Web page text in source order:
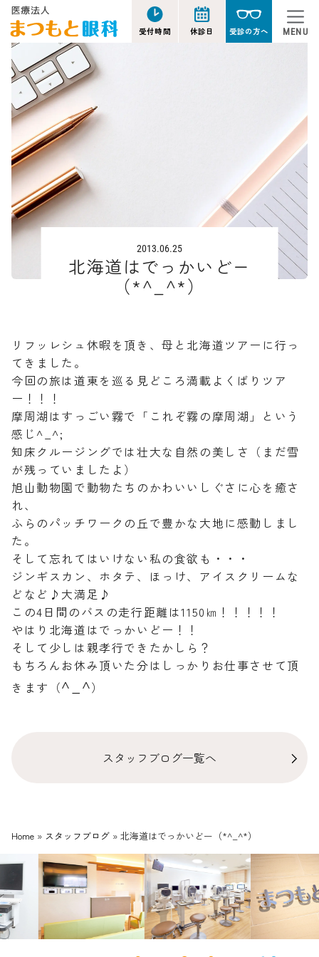
受付時間 休診日 受診の方へ MENU
2013.06.25
北海道はでっかいどー
（*^_^*）
リフッレシュ休暇を頂き、母と北海道ツアーに行っ
てきました。
今回の旅は道東を巡る見どころ満載よくばりツア
ー！！！
摩周湖はすっごい霧で「これぞ霧の摩周湖」という
感じ^_^;
知床クルージングでは壮大な自然の美しさ（まだ雪
が残っていましたよ）
旭山動物園で動物たちのかわいいしぐさに心を癒さ
れ、
ふらのパッチワークの丘で豊かな大地に感動しまし
た。
そして忘れてはいけない私の食欲も・・・
ジンギスカン、ホタテ、ほっけ、アイスクリームな
どなど♪大満足♪
この4日間のバスの走行距離は1150㎞！！！！！
やはり北海道はでっかいどー！！
そして少しは親孝行できたかしら？
もちろんお休み頂いた分はしっかりお仕事させて頂
きます（^_^）
スタッフブログ一覧へ
Home » スタッフブログ » 北海道はでっかいどー（*^_^*）